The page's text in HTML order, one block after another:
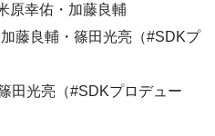
幸佑・加藤良輔
良輔・篠田光亮（#SDKプ
光亮（#SDKプロデュー